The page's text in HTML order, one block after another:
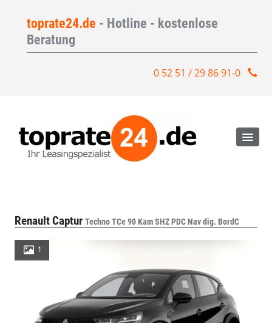
toprate24.de - Hotline - kostenlose
Beratung
0 52 51 / 29 86 91-0
Renault Captur Techno TCe 90 Kam SHZ PDC Nav dig. BordC
1